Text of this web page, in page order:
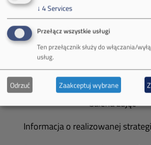
Spółka Południowy Koncern
Zakład Górniczy
Zakład Górniczy
Galeria zdjęć
Informacja o realizowanej
↓ 4Services
Przełącz wszystkie usługi
Ten przełącznik służy do włączania/
usług.
Odrzuć Zaakceptuj wybrane